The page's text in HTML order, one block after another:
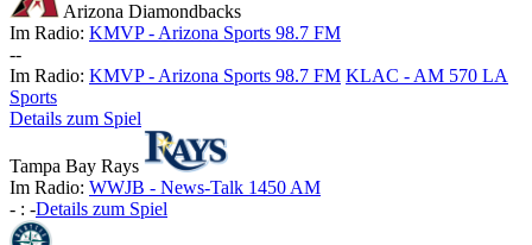
Arizona Diamondbacks
Im Radio: KMVP - Arizona Sports 98.7 FM
--
Im Radio: KMVP - Arizona Sports 98.7 FM KLAC - AM 570 LA
Sports
Details zum Spiel
Tampa Bay Rays
Im Radio: WWJB - News-Talk 1450 AM
- : -Details zum Spiel